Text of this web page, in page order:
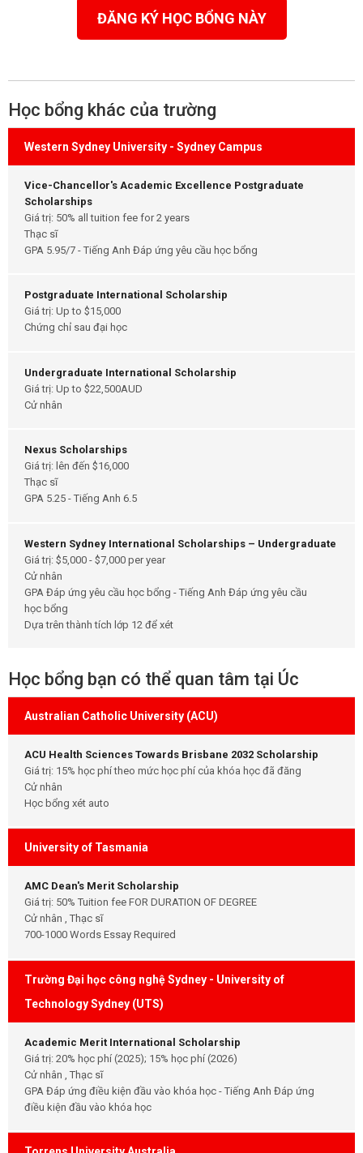
ĐĂNG KÝ HỌC BỔNG NÀY
Học bổng khác của trường
Western Sydney University - Sydney Campus
Vice-Chancellor's Academic Excellence Postgraduate
Scholarships
Giá trị: 50% all tuition fee for 2 years
Thạc sĩ
GPA 5.95/7 - Tiếng Anh Đáp ứng yêu cầu học bổng
Postgraduate International Scholarship
Giá trị: Up to $15,000
Chứng chỉ sau đại học
Undergraduate International Scholarship
Giá trị: Up to $22,500AUD
Cử nhân
Nexus Scholarships
Giá trị: lên đến $16,000
Thạc sĩ
GPA 5.25 - Tiếng Anh 6.5
Western Sydney International Scholarships – Undergraduate
Giá trị: $5,000 - $7,000 per year
Cử nhân
GPA Đáp ứng yêu cầu học bổng - Tiếng Anh Đáp ứng yêu cầu
học bổng
Dựa trên thành tích lớp 12 để xét
Học bổng bạn có thể quan tâm tại Úc
Australian Catholic University (ACU)
ACU Health Sciences Towards Brisbane 2032 Scholarship
Giá trị: 15% học phí theo mức học phí của khóa học đã đăng
Cử nhân
Học bổng xét auto
University of Tasmania
AMC Dean's Merit Scholarship
Giá trị: 50% Tuition fee FOR DURATION OF DEGREE
Cử nhân , Thạc sĩ
700-1000 Words Essay Required
Trường Đại học công nghệ Sydney - University of
Technology Sydney (UTS)
Academic Merit International Scholarship
Giá trị: 20% học phí (2025); 15% học phí (2026)
Cử nhân , Thạc sĩ
GPA Đáp ứng điều kiện đầu vào khóa học - Tiếng Anh Đáp ứng
điều kiện đầu vào khóa học